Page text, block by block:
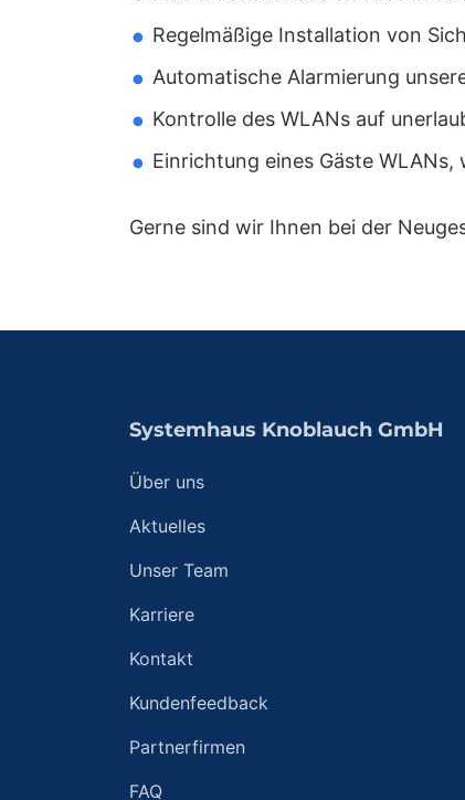
Regelmäßige Installation von
Automatische Alarmierung
Kontrolle des WLANs auf
Einrichtung eines Gäste
Gerne sind wir Ihnen bei der
Systemhaus Knoblauch GmbH
Über uns
Aktuelles
Unser Team
Karriere
Kontakt
Kundenfeedback
Partnerfirmen
FAQ